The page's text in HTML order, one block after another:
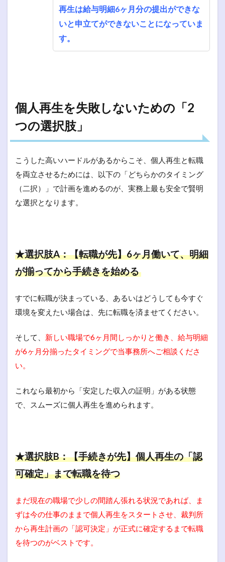
再生は給与明細6ヶ月分の提出ができな
いと申立てができないことになっていま
す。
個人再生を失敗しないための「2
つの選択肢」
こうした高いハードルがあるからこそ、個人再生と転職
を両立させるためには、以下の「どちらかのタイミング
（二択）」で計画を進めるのが、実務上最も安全で賢明
な選択となります。
★選択肢A：【転職が先】6ヶ月働いて、明細
が揃ってから手続きを始める
すでに転職が決まっている、あるいはどうしても今すぐ
環境を変えたい場合は、先に転職を済ませてください。
そして、 新しい職場で6ヶ月間しっかりと働き、給与明細
が6ヶ月分揃ったタイミングで当事務所へご相談くださ
い。
これなら最初から「安定した収入の証明」がある状態
で、スムーズに個人再生を進められます。
★選択肢B：【手続きが先】個人再生の「認
可確定」まで転職を待つ
まだ現在の職場で少しの間踏ん張れる状況であれば、ま
ずは今の仕事のままで個人再生をスタートさせ、裁判所
から再生計画の「認可決定」が正式に確定するまで転職
を待つのがベストです。